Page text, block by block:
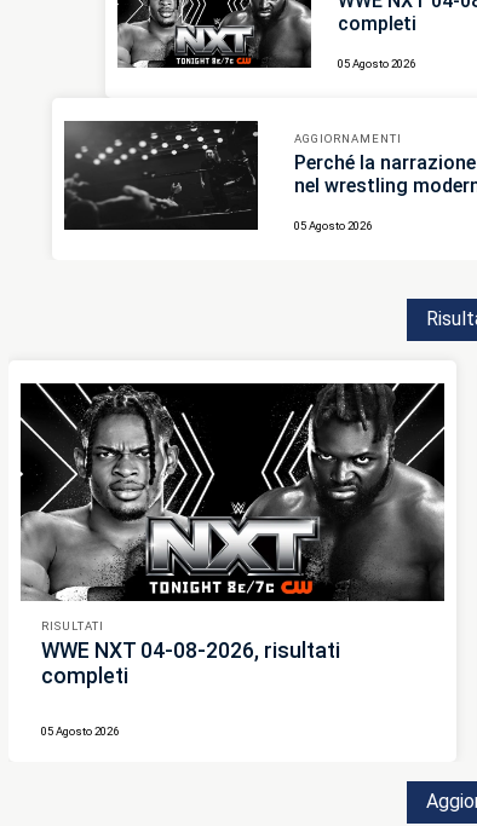
completi
05 Agosto 2026
AGGIORNAMENTI
Perché la
nel wrestling
05 Agosto 2026
RISULTATI
WWE NXT 04-08-2026, risultati
completi
05 Agosto 2026